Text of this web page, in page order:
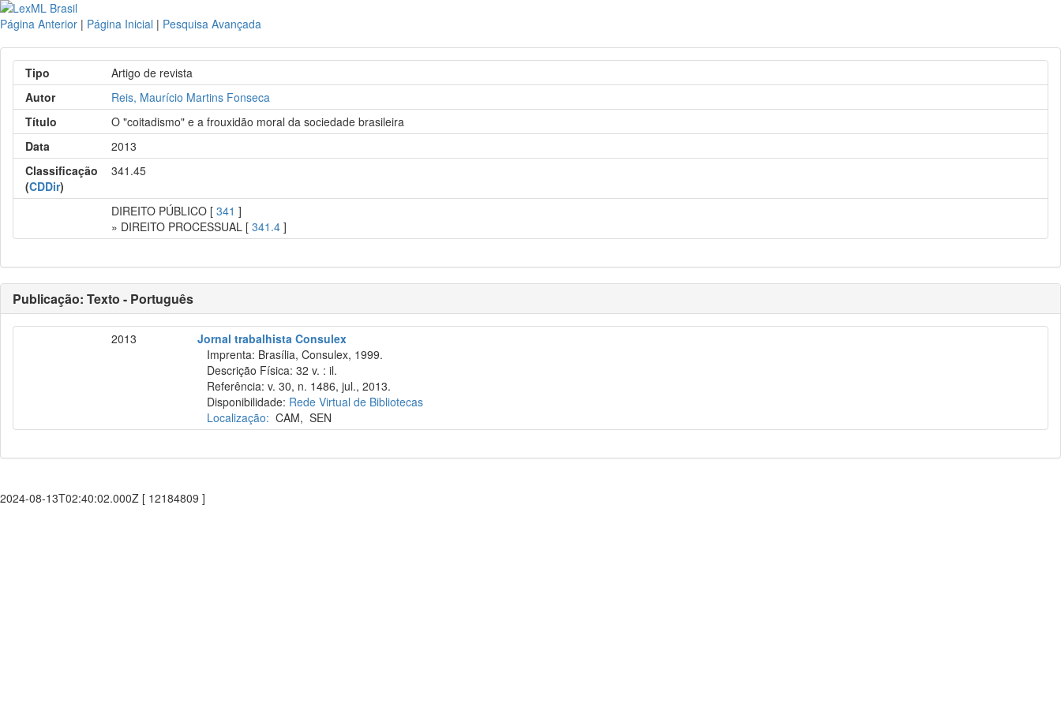
Página Anterior | Página Inicial | Pesquisa Avançada
Tipo
Artigo de revista
Autor
Reis, Maurício Martins Fonseca
Título
O "coitadismo" e a frouxidão moral da sociedade brasileira
Data
2013
Classificação
(CDDir)
341.45
DIREITO PÚBLICO [341 ]
» DIREITO PROCESSUAL [341.4 ]
Publicação: Texto - Português
2013
Jornal trabalhista Consulex
Imprenta: Brasília, Consulex, 1999.
Descrição Física: 32 v. : il.
Referência: v. 30, n. 1486, jul., 2013.
Disponibilidade: Rede Virtual de Bibliotecas
Localização: CAM,SEN
2024-08-13T02:40:02.000Z [ 12184809 ]